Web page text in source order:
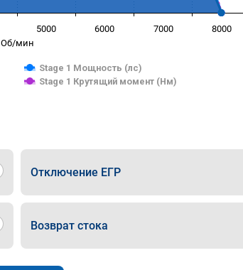
Об/мин
Stage 1 Мощность (лс)
Stage 1 Крутящий момент (Нм)
5000 6000 7000 8000
Отключение ЕГР
Возврат стока